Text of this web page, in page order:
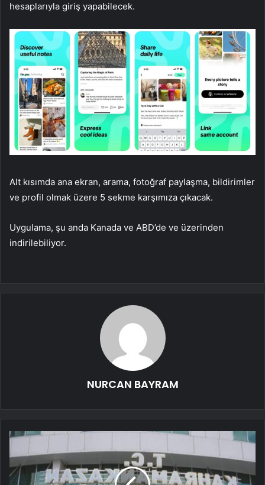
hesaplarıyla giriş yapabilecek.
Alt kısımda ana ekran, arama, fotoğraf paylaşma, bildirimler
ve profil olmak üzere 5 sekme karşımıza çıkacak.
Uygulama, şu anda Kanada ve ABD’de ve üzerinden
indirilebiliyor.
NURCAN BAYRAM